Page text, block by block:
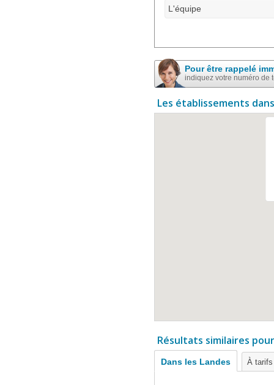
L'équipe
Pour être rappelé
indiquez votre numéro de
Les établissements
Résultats similaires
Dans les Landes À